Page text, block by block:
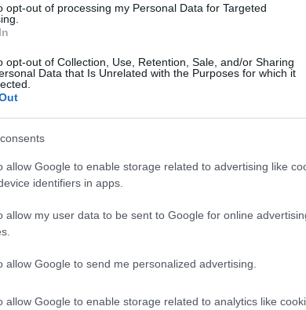
opt-out of processing my Personal Data for Targeted
opt-out of Collection, Use, Retention, Sale, and/or Sharing
Data that Is Unrelated with the Purposes for which it
allow Google to enable storage related to advertising like
identifiers in apps.
allow my user data to be sent to Google for online
allow Google to send me personalized advertising.
allow Google to enable storage related to analytics like